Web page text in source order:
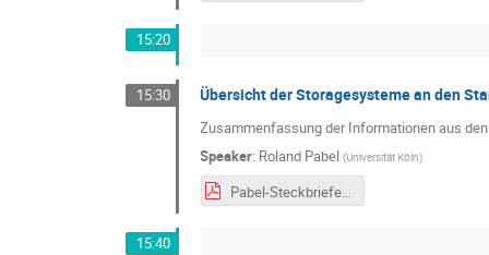
15:20
15:30 Übersicht der Storagesysteme an den
Zusammenfassung der Informationen aus
Speaker: Roland Pabel (Universität Köln)
Pabel-Steckbriefe-19-07-03.pdf
15:40